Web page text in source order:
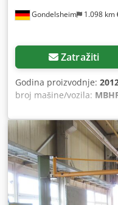
Gondelsheim 1.098 km
Zatražiti
Godina proizvodnje:
broj mašine/vozila:
Canopy Crane Runway
Ostale dimenzije
/ podizanje tereta 125
sistema: Kran pista
Sistem se isporučuje
Rails, Rail Connectors,
Power Cable, Brackets/
Demag DC-COM chain